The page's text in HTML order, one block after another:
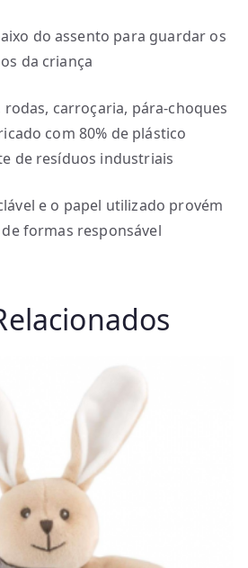
do assento para guardar os
da criança
rodas, carroçaria, pára-choques
com 80% de plástico
de resíduos industriais
e o papel utilizado provém
formas responsável